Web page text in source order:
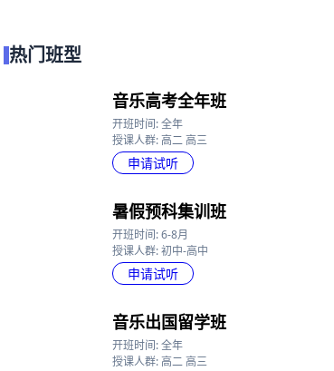
热门班型
音乐高考全年班
开班时间: 全年
授课人群: 高二 高三
申请试听
暑假预科集训班
开班时间: 6-8月
授课人群: 初中-高中
申请试听
音乐出国留学班
开班时间: 全年
授课人群: 高二 高三